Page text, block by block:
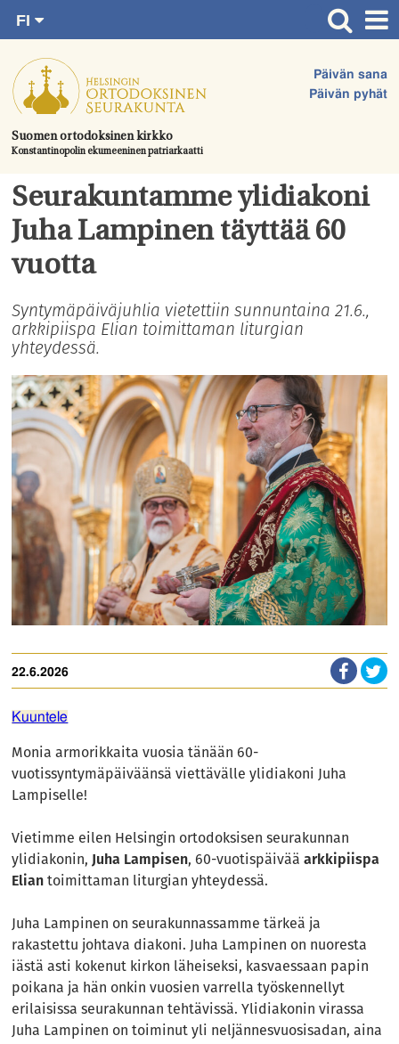
suoraan
sisältöön.
Suomen ortodoksinen kirkko
Konstantinopolin ekumeeninen patriarkaatti
Päivän sana
Päivän pyhät
FI
SV
EN
UA
Etusivu
Ajankohtaista
Juhlat & toimitukset
Kirkot
Apua & tukea
Tule mukaan
Yhteystiedot
Seurakuntamme ylidiakoni
Juha Lampinen täyttää 60
vuotta
Syntymäpäiväjuhlia vietettiin sunnuntaina 21.6.,
arkkipiispa Elian toimittaman liturgian
yhteydessä.
22.6.2026
Kuuntele
Monia armorikkaita vuosia tänään 60-
vuotissyntymäpäiväänsä viettävälle ylidiakoni Juha
Lampiselle!
Vietimme eilen Helsingin ortodoksisen seurakunnan
ylidiakonin,Juha Lampisen, 60-vuotispäivääarkkipiispa
Eliantoimittaman liturgian yhteydessä.
Juha Lampinen on seurakunnassamme tärkeä ja
rakastettu johtava diakoni. Juha Lampinen on nuoresta
iästä asti kokenut kirkon läheiseksi, kasvaessaan papin
poikana ja hän onkin vuosien varrella työskennellyt
erilaisissa seurakunnan tehtävissä. Ylidiakonin virassa
Juha Lampinen on toiminut yli neljännesvuosisadan, aina